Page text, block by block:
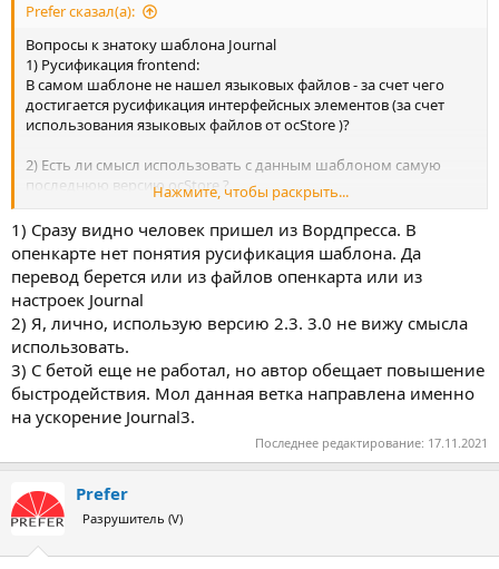
Prefer сказал(а):
Вопросы к знатоку шаблона Journal
1) Русификация frontend:
В самом шаблоне не нашел языковых файлов - за счет чего
достигается русификация интерфейсных элементов (за счет
использования языковых файлов от ocStore )?
2) Есть ли смысл использовать с данным шаблоном самую
последнюю версию ocStore ?
Так как настройки будут делаться средствами Journal без
правок кода (если проект это позволяет).
3) Journal 3.2 beta 15
Есть опыт работы - как с быстродействием и прочие плюшки ?
Нажмите, чтобы раскрыть...
1) Сразу видно человек пришел из Вордпресса. В
опенкарте нет понятия русификация шаблона. Да
перевод берется или из файлов опенкарта или из
настроек Journal
2) Я, лично, использую версию 2.3. 3.0 не вижу смысла
использовать.
3) С бетой еще не работал, но автор обещает повышение
быстродействия. Мол данная ветка направлена именно
на ускорение Journal3.
Последнее редактирование: 17.11.2021
Prefer
Разрушитель (V)